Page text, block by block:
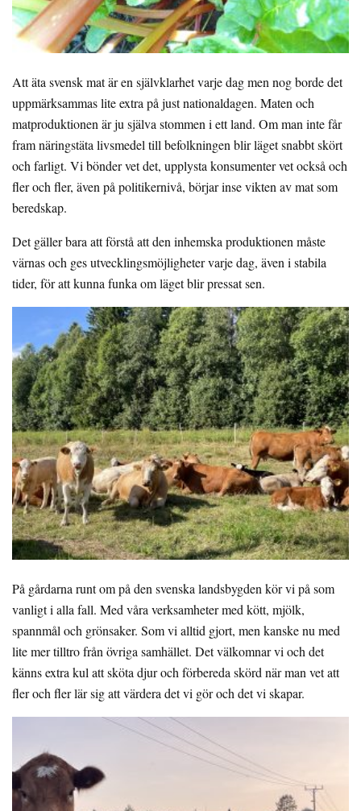
Att äta svensk mat är en självklarhet varje dag men nog borde det
uppmärksammas lite extra på just nationaldagen. Maten och
matproduktionen är ju själva stommen i ett land. Om man inte får
fram näringstäta livsmedel till befolkningen blir läget snabbt skört
och farligt. Vi bönder vet det, upplysta konsumenter vet också och
fler och fler, även på politikernivå, börjar inse vikten av mat som
beredskap.
Det gäller bara att förstå att den inhemska produktionen måste
värnas och ges utvecklingsmöjligheter varje dag, även i stabila
tider, för att kunna funka om läget blir pressat sen.
På gårdarna runt om på den svenska landsbygden kör vi på som
vanligt i alla fall. Med våra verksamheter med kött, mjölk,
spannmål och grönsaker. Som vi alltid gjort, men kanske nu med
lite mer tilltro från övriga samhället. Det välkomnar vi och det
känns extra kul att sköta djur och förbereda skörd när man vet att
fler och fler lär sig att värdera det vi gör och det vi skapar.